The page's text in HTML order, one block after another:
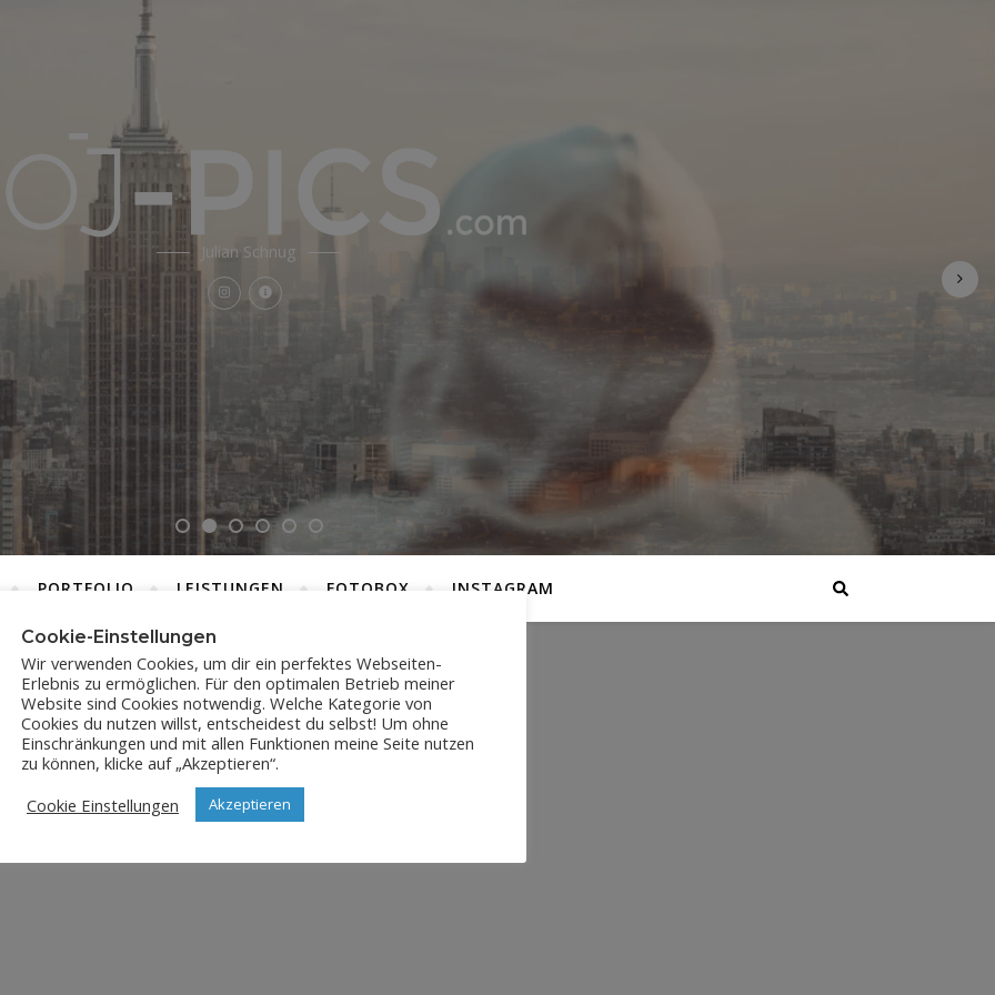
Julian Schnug
PORTFOLIO LEISTUNGEN FOTOBOX INSTAGRAM
DSC_0313
19. September 2018
Cookie-Einstellungen
Wir verwenden Cookies, um dir ein perfektes Webseiten-
Erlebnis zu ermöglichen. Für den optimalen Betrieb meiner
Website sind Cookies notwendig. Welche Kategorie von
Cookies du nutzen willst, entscheidest du selbst! Um ohne
Einschränkungen und mit allen Funktionen meine Seite nutzen
zu können, klicke auf „Akzeptieren“.
Cookie Einstellungen
Akzeptieren